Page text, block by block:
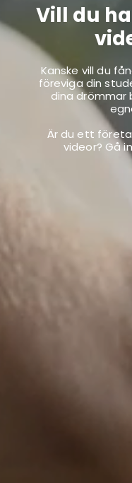
Vill du
Kanske vill du
föreviga din
dina drömmar
Är du ett
videor? Gå